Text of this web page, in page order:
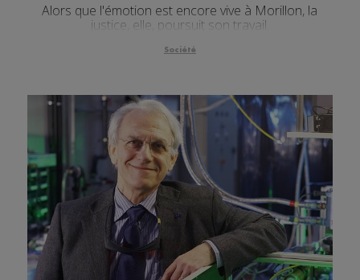
Alors que l'émotion est encore vive à Morillon, la
justice, elle, poursuit son travail.
Société